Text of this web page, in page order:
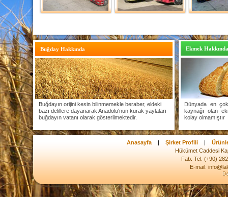
Buğday Hakkında
Buğdayın orijini kesin bilinmemekle beraber, eldeki
bazı delillere dayanarak Anadolu'nun kurak yaylaları
buğdayın vatanı olarak gösterilmektedir.
Ekmek Hakkında
Dünyada en
kaynağı olan
kolay olmamıştır
Anasayfa| Şirket Profili|
Hükümet Caddesi
Fab. Tel: (+90)
E-mail: